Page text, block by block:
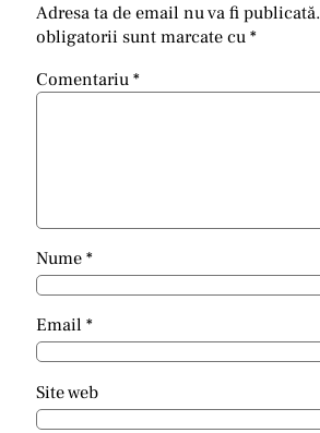
Adresa ta de email nu va fi publicată.
obligatorii sunt marcate cu*
Comentariu*
Nume*
Email *
Site web